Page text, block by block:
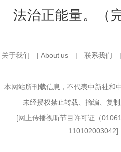
法治正能量。（完
关于我们 | About us | 联系我们
本网站所刊载信息，不代表中新社和
未经授权禁止转载、摘编、复
[网上传播视听节目许可证（